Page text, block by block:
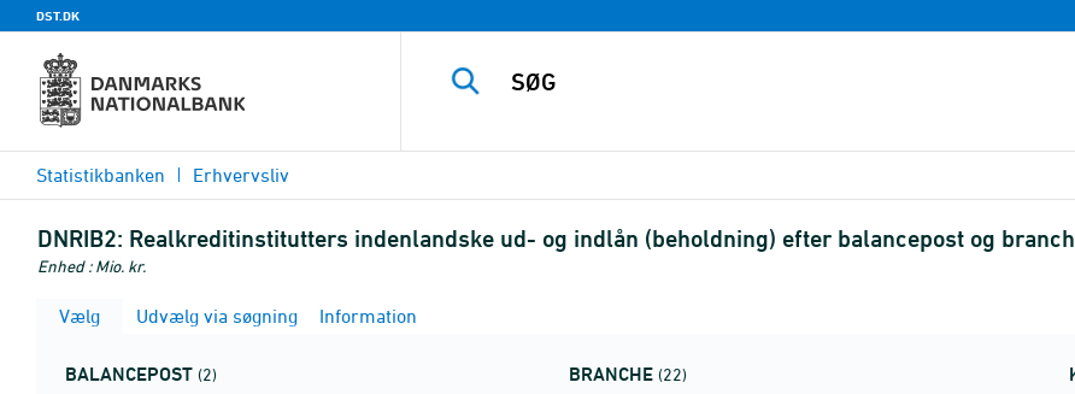
DST.DK
Statistikbanken Erhvervsliv
DNRIB2: Realkreditinstitutters indenlandske ud- og indlån (beholdning) efter balancepost og
Enhed : Mio. kr.
Vælg Udvælg via søgning Information
BALANCEPOST (2) BRANCHE (22)